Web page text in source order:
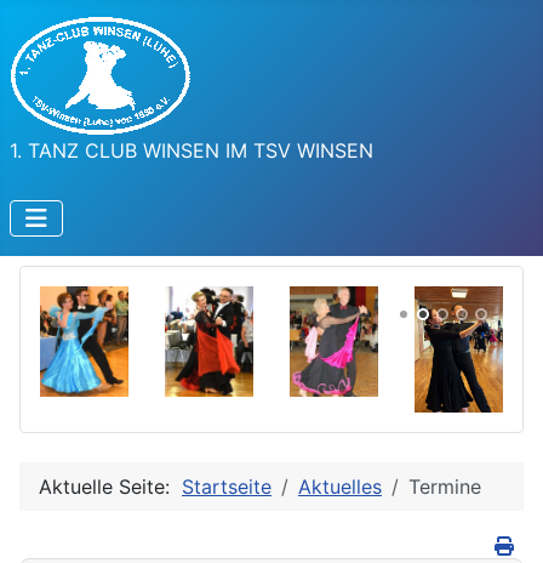
1. TANZ CLUB WINSEN IM TSV WINSEN
Aktuelle Seite: Startseite Aktuelles Termine